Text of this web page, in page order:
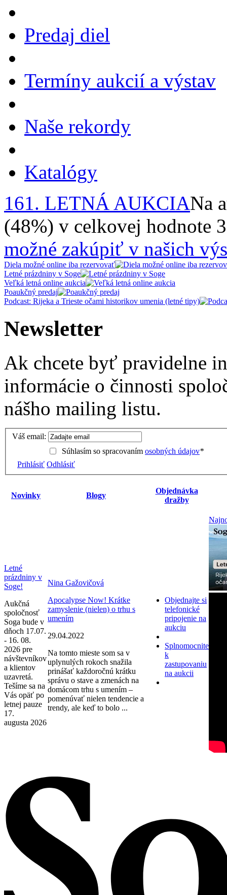
Predaj diel
Termíny aukcií a výstav
Naše rekordy
Katalógy
161. LETNÁ AUKCIANa
(48%) v celkovej hodnote
možné zakúpiť v našich
Diela možné online iba rezervovať
Letné prázdniny v Soge
Veľká letná online aukcia
Poaukčný predaj
Podcast: Rijeka a Trieste očami historikov umenia (letné tipy)
Newsletter
Ak chcete byť pravidelne
informácie o činnosti
nášho mailing listu.
Váš email:
Súhlasím so spracovaním osobných údajov*
Prihlásiť Odhlásiť
Novinky Blogy
Objednávka
dražby
Letné
prázdniny v
Soge!
Aukčná
spoločnosť
Soga bude v
dňoch 17.07.
- 16. 08.
2026 pre
návštevníkov
a klientov
uzavretá.
Tešíme sa na
Vás opäť po
letnej pauze
17.
augusta 2026
Nina Gažovičová
Apocalypse Now! Krátke
zamyslenie (nielen) o trhu s
umením
29.04.2022
Na tomto mieste som sa v
uplynulých rokoch snažila
prinášať každoročnú krátku
správu o stave a zmenách na
domácom trhu s umením –
pomenúvať nielen tendencie a
trendy, ale keď to bolo ...
Objednajte si
telefonické
pripojenie na
aukciu
Splnomocnite
k
zastupovaniu
na aukcii